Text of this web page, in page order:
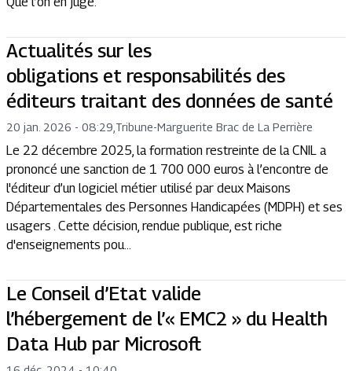
Actualités sur les
obligations et responsabilités des
éditeurs traitant des données de santé
20 jan. 2026 - 08:29 Tribune-Marguerite Brac de La Perrière
Le 22 décembre 2025, la formation restreinte de la CNIL a
prononcé une sanction de 1 700 000 euros à l’encontre de
l'éditeur d’un logiciel métier utilisé par deux Maisons
Départementales des Personnes Handicapées (MDPH) et ses
usagers . Cette décision, rendue publique, est riche
d'enseignements pou...
Le Conseil d’Etat valide
l’hébergement de l’« EMC2 » du Health
Data Hub par Microsoft